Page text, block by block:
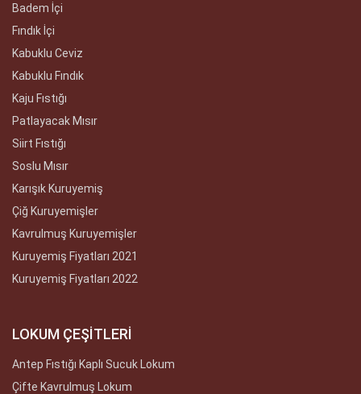
Badem İçi
Fındık İçi
Kabuklu Ceviz
Kabuklu Fındık
Kaju Fıstığı
Patlayacak Mısır
Siirt Fıstığı
Soslu Mısır
Karışık Kuruyemiş
Çiğ Kuruyemişler
Kavrulmuş Kuruyemişler
Kuruyemiş Fiyatları 2021
Kuruyemiş Fiyatları 2022
LOKUM ÇEŞİTLERİ
Antep Fıstığı Kaplı Sucuk Lokum
Çifte Kavrulmuş Lokum